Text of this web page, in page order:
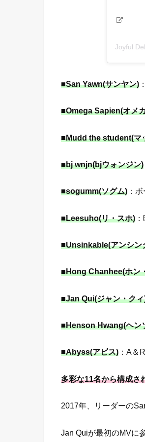
Joyful
■San Yawn(サンヤン)
■Omega Sapien(オメ
■Mudd the student(マ
■bj wnjn(bjウォンジン)
■sogumm(ソグム) ：
■Leesuho(リ・スホ)
■Unsinkable(アンシン
■Hong Chanhee(ホン
■Jan Qui(ジャン・ク
■Henson Hwang(ヘン
■Abyss(アビス) ：A＆R
多彩な11名から構成さ
2017年、リーダーの
Jan Quiが最初のMVに